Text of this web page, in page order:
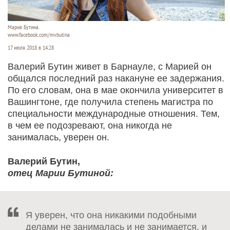
Мария Бутина.
www.facebook.com/mvbutina
17 июля 2018 в 14:28
Валерий Бутин живет в Барнауле, с Марией он
общался последний раз накануне ее задержания.
По его словам, она в мае окончила университет в
Вашингтоне, где получила степень магистра по
специальности международные отношения. Тем,
в чем ее подозревают, она никогда не
занималась, уверен он.
Валерий Бутин,
отец Марии Бутиной:
Я уверен, что она никакими подобными
делами не занималась и не занимается, и